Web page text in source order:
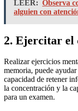
LEER: Observa
alguien con
2. Ejercitar el
Realizar ejercicios
memoria, puede
capacidad de retener
la concentración y la
para un examen.